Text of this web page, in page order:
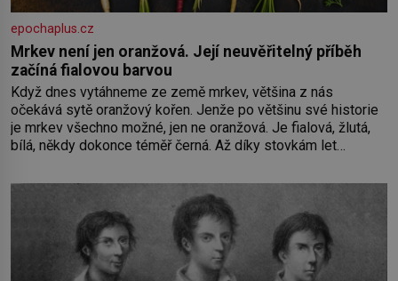
epochaplus.cz
Mrkev není jen oranžová. Její neuvěřitelný příběh
začíná fialovou barvou
Když dnes vytáhneme ze země mrkev, většina z nás
očekává sytě oranžový kořen. Jenže po většinu své historie
je mrkev všechno možné, jen ne oranžová. Je fialová, žlutá,
bílá, někdy dokonce téměř černá. Až díky stovkám let
českou zahradu ani nedokážeme představit. Její příběh je